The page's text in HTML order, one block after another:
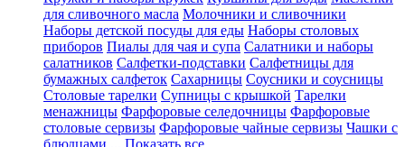
для сливочного масла Молочники и сливочники
Наборы детской посуды для еды Наборы столовых
приборов Пиалы для чая и супа Салатники и наборы
салатников Салфетки-подставки Салфетницы для
бумажных салфеток Сахарницы Соусники и соусницы
Столовые тарелки Супницы с крышкой Тарелки
менажницы Фарфоровые селедочницы Фарфоровые
столовые сервизы Фарфоровые чайные сервизы Чашки с
блюдцами ... Показать все